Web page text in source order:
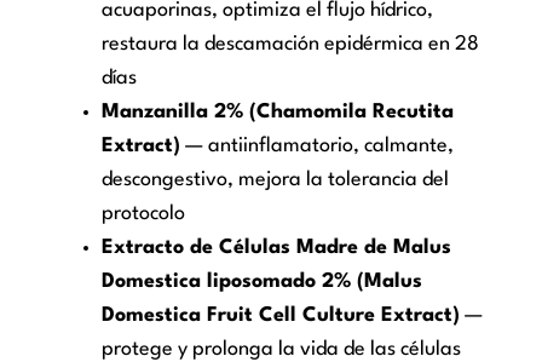
acuaporinas, optimiza el flujo hídrico,
restaura la descamación epidérmica en 28
días
Manzanilla 2% (Chamomila Recutita
Extract) — antiinflamatorio, calmante,
descongestivo, mejora la tolerancia del
protocolo
Extracto de Células Madre de Malus
Domestica liposomado 2% (Malus
Domestica Fruit Cell Culture Extract) —
protege y prolonga la vida de las células